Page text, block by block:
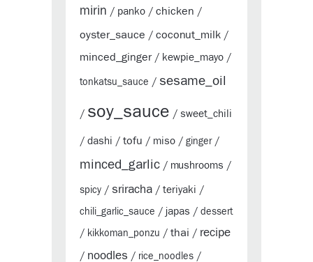
mirin / panko / chicken /
oyster_sauce / coconut_milk /
minced_ginger/ kewpie_mayo /
tonkatsu_sauce / sesame_oil
/ soy_sauce / sweet_chili
/ dashi / tofu / miso / ginger/
minced_garlic / mushrooms /
spicy / sriracha / teriyaki /
chili_garlic_sauce / japas / dessert
/ kikkoman_ponzu / thai / recipe
/ noodles / rice_noodles /